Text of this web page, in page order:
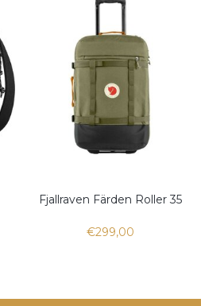
Fjallraven Färden Roller 35
€299,00